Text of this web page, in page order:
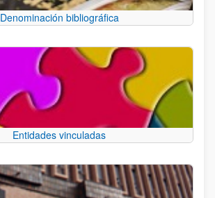
Denominación bibliográfica
Entidades vinculadas